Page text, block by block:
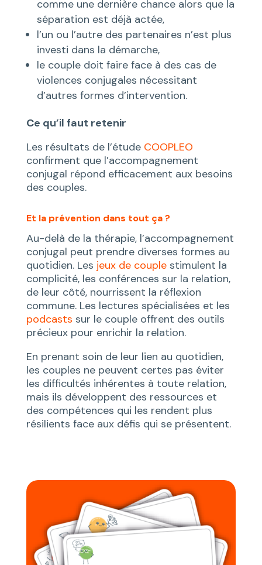
comme une dernière chance alors que la
séparation est déjà actée,
l’un ou l’autre des partenaires n’est plus
investi dans la démarche,
le couple doit faire face à des cas de
violences conjugales nécessitant
d’autres formes d’intervention.
Ce qu’il faut retenir
Les résultats de l’étude COOPLEO
confirment que l’accompagnement
conjugal répond efficacement aux besoins
des couples.
Et la prévention dans tout ça ?
Au-delà de la thérapie, l’accompagnement
conjugal peut prendre diverses formes au
quotidien. Les jeux de couplestimulent la
complicité, les conférences sur la relation,
de leur côté, nourrissent la réflexion
commune. Les lectures spécialisées et les
podcasts sur le couple offrent des outils
précieux pour enrichir la relation.
En prenant soin de leur lien au quotidien,
les couples ne peuvent certes pas éviter
les difficultés inhérentes à toute relation,
mais ils développent des ressources et
des compétences qui les rendent plus
résilients face aux défis qui se présentent.